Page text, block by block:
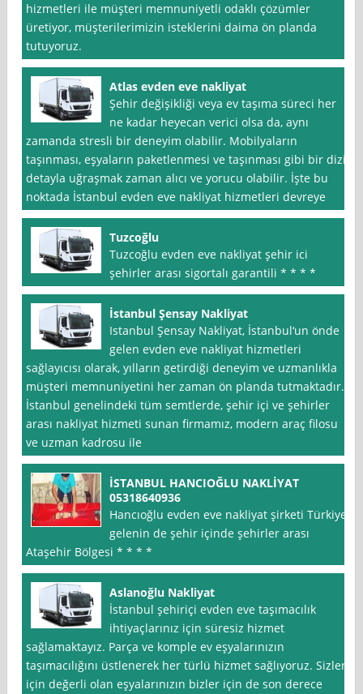
hizmetleri ile müşteri memnuniyetli odaklı çözümler
üretiyor, müşterilerimizin isteklerini daima ön planda
tutuyoruz.
Atlas evden eve nakliyat
Şehir değişikliği veya ev taşıma süreci her
ne kadar heyecan verici olsa da, aynı
zamanda stresli bir deneyim olabilir. Mobilyaların
taşınması, eşyaların paketlenmesi ve taşınması gibi bir dizi
detayla uğraşmak zaman alıcı ve yorucu olabilir. İşte bu
noktada İstanbul evden eve nakliyat hizmetleri devreye
Tuzcoğlu
Tuzcoğlu evden eve nakliyat şehir ici
şehirler arası sigortalı garantili * * * *
İstanbul Şensay Nakliyat
Istanbul Şensay Nakliyat, İstanbul‘un önde
gelen evden eve nakliyat hizmetleri
sağlayıcısı olarak, yılların getirdiği deneyim ve uzmanlıkla
müşteri memnuniyetini her zaman ön planda tutmaktadır.
İstanbul genelindeki tüm semtlerde, şehir içi ve şehirler
arası nakliyat hizmeti sunan firmamız, modern araç filosu
ve uzman kadrosu ile
İSTANBUL HANCIOĞLU NAKLİYAT
05318640936
Hancıoğlu evden eve nakliyat şirketi Türkiye
gelenin de şehir içinde şehirler arası
Ataşehir Bölgesi * * * *
Aslanoğlu Nakliyat
İstanbul şehiriçi evden eve taşımacılık
ihtiyaçlarınız için süresiz hizmet
sağlamaktayız. Parça ve komple ev eşyalarınızın
taşımacılığını üstlenerek her türlü hizmet sağlıyoruz. Sizleri
için değerli olan eşyalarınızın bizler için de son derece